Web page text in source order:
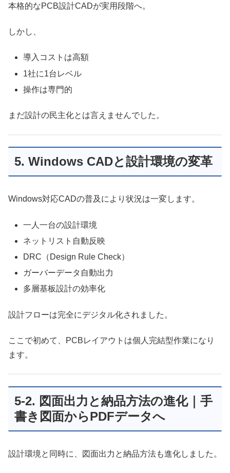
本格的なPCB設計CADが実用段階へ。
しかし、
導入コストは高額
1社に1台レベル
操作は専門的
まだ設計の民主化とは言えませんでした。
5. Windows CADと設計環境の変革
Windows対応CADの普及により状況は一変します。
一人一台の設計環境
ネットリスト自動反映
DRC（Design Rule Check）
ガーバーデータ自動出力
多層基板設計の効率化
設計フローは完全にデジタル化されました。
ここで初めて、PCBレイアウトは個人完結型作業になり
ます。
5-2. 図面出力と納品方法の進化｜手
書き図面からPDFデータへ
設計環境と同時に、図面出力と納品方法も進化しました。